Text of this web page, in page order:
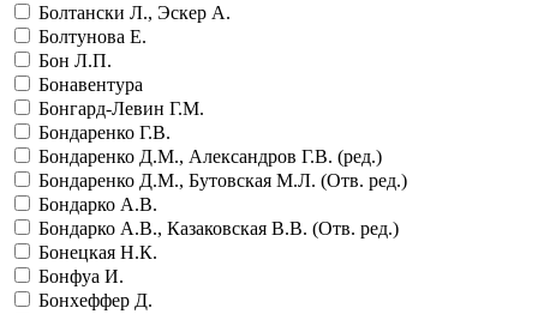
Болтански Л., Эскер А.
Болтунова Е.
Бон Л.П.
Бонавентура
Бонгард-Левин Г.М.
Бондаренко Г.В.
Бондаренко Д.М., Александров Г.В. (ред.)
Бондаренко Д.М., Бутовская М.Л. (Отв. ред.)
Бондарко А.В.
Бондарко А.В., Казаковская В.В. (Отв. ред.)
Бонецкая Н.К.
Бонфуа И.
Бонхеффер Д.